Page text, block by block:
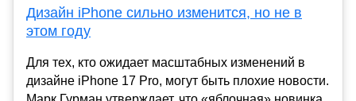
Дизайн iPhone сильно изменится, но не в
этом году
Для тех, кто ожидает масштабных изменений в
дизайне iPhone 17 Pro, могут быть плохие новости.